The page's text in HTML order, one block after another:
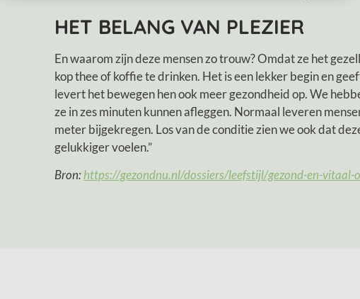
HET BELANG VAN PLEZIER
En waarom zijn deze mensen zo trouw? Omdat ze het
kop thee of koffie te drinken. Het is een lekker begin en
levert het bewegen hen ook meer gezondheid op. We
ze in zes minuten kunnen afleggen. Normaal leveren
meter bijgekregen. Los van de conditie zien we ook dat
gelukkiger voelen.”
Bron:https://gezondnu.nl/dossiers/leefstijl/gezond-en-